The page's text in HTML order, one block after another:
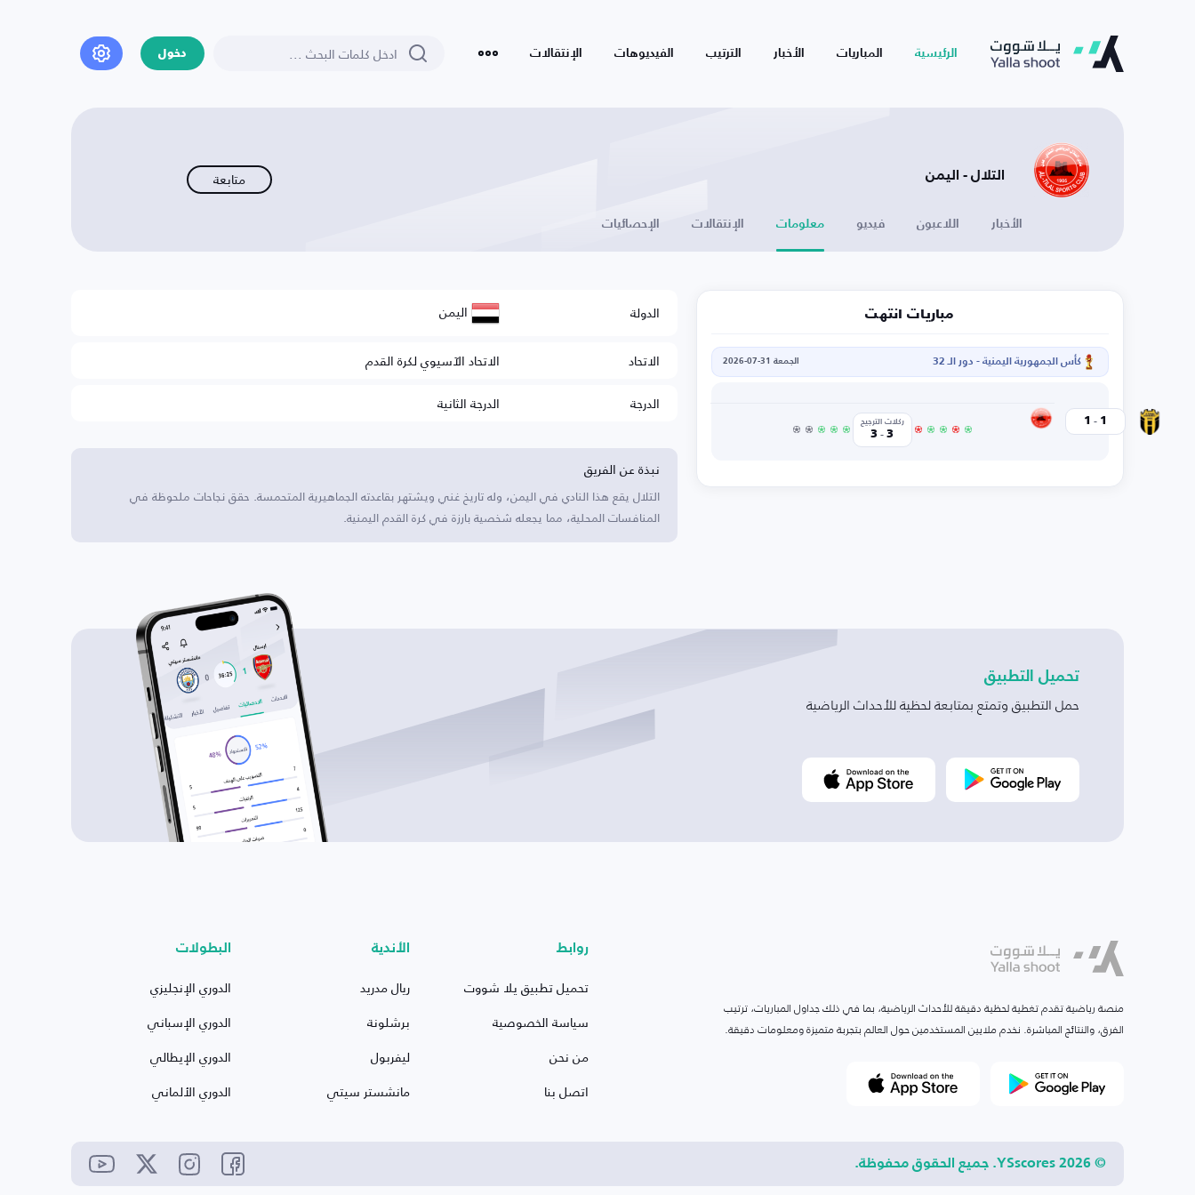
الرئيسية المباريات الأخبار الترتيب الفيديوهات الإنتقالات دخول
التلال - اليمن متابعة
الأخبار اللاعبون فيديو معلومات الإنتقالات الإحصائيات
مباريات انتهت
كأس الجمهورية اليمنية - دور الـ 32 الجمعة 31-07-2026
اتحاد حضرموت
1
-
1 ركلات الترجيح
3
-
3
الدولة اليمن
الاتحاد
الاتحاد الآسيوي لكرة القدم
الدرجة
الدرجة الثانية
نبذة عن الفريق
التلال يقع هذا النادي في اليمن، وله تاريخ غني ويشتهر بقاعدته الجماهيرية المتحمسة. حقق نجاحات ملحوظة في
المنافسات المحلية، مما يجعله شخصية بارزة في كرة القدم اليمنية.
تحميل التطبيق
حمل التطبيق وتمتع بمتابعة لحظية للأحداث الرياضية
منصة رياضية تقدم تغطية لحظية دقيقة للأحداث الرياضية، بما في ذلك جداول المباريات، ترتيب
الفرق، والنتائج المباشرة. نخدم ملايين المستخدمين حول العالم بتجربة متميزة ومعلومات دقيقة.
روابط
تحميل تطبيق يلا شووت
سياسة الخصوصية
من نحن
اتصل بنا
الأندية
ريال مدريد
برشلونة
ليفربول
مانشستر سيتي
البطولات
الدوري الإنجليزي
الدوري الإسباني
الدوري الإيطالي
الدوري الألماني
© 2026 YSscores. جميع الحقوق محفوظة.